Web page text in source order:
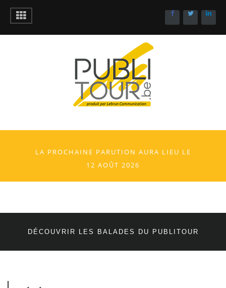
LA PROCHAINE PARUTION AURA LIEU LE
12 AOÛT 2026
DÉCOUVRIR LES BALADES DU PUBLITOUR